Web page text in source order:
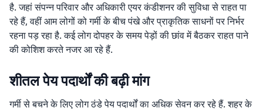
है. जहां संपन्न परिवार और अधिकारी एयर कंडीशनर की सुविधा से राहत पा
रहे हैं, वहीं आम लोगों को गर्मी के बीच पंखे और प्राकृतिक साधनों पर निर्भर
रहना पड़ रहा है. कई लोग दोपहर के समय पेड़ों की छांव में बैठकर राहत पाने
की कोशिश करते नजर आ रहे हैं.
शीतल पेय पदार्थों की बढ़ी मांग
गर्मी से बचने के लिए लोग ठंडे पेय पदार्थों का अधिक सेवन कर रहे हैं. शहर के